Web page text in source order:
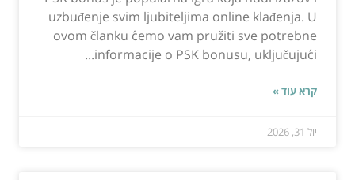
uzbuđenje svim ljubiteljima online klađenja. U
ovom članku ćemo vam pružiti sve potrebne
informacije o PSK bonusu, uključujući...
קרא עוד »
יול 31, 2026